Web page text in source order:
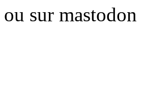
ou sur